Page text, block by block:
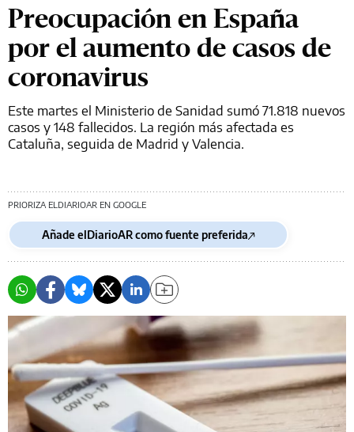
Preocupación en España
por el aumento de casos de
coronavirus
Este martes el Ministerio de Sanidad sumó 71.818 nuevos
casos y 148 fallecidos. La región más afectada es
Cataluña, seguida de Madrid y Valencia.
PRIORIZA ELDIARIOAR EN GOOGLE
Añade elDiarioAR como fuente preferida